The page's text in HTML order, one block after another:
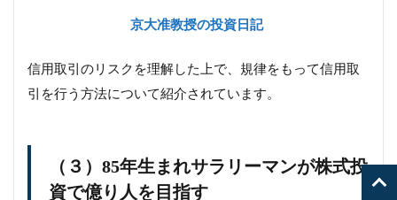
京大准教授の投資日記
信用取引のリスクを理解した上で、規律をもって信用取
引を行う方法について紹介されています。
（３）85年生まれサラリーマンが株式投
資で億り人を目指す